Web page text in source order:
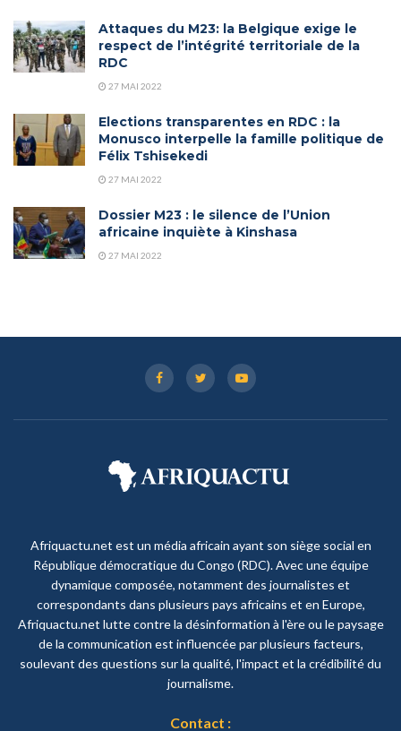
Attaques du M23: la Belgique exige le
respect de l’intégrité territoriale de la
RDC
27 MAI 2022
Elections transparentes en RDC : la
Monusco interpelle la famille politique de
Félix Tshisekedi
27 MAI 2022
Dossier M23 : le silence de l’Union
africaine inquiète à Kinshasa
27 MAI 2022
Afriquactu.net est un média africain ayant son siège social en
République démocratique du Congo (RDC). Avec une équipe
dynamique composée, notamment des journalistes et
correspondants dans plusieurs pays africains et en Europe,
Afriquactu.net lutte contre la désinformation à l'ère ou le paysage
de la communication est influencée par plusieurs facteurs,
soulevant des questions sur la qualité, l'impact et la crédibilité du
journalisme.
Contact :